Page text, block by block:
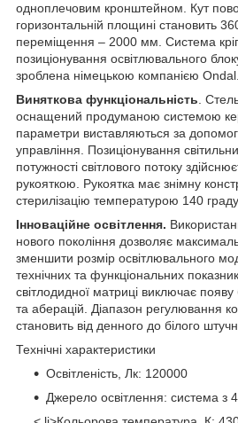
одноплечовим кронштейном. Кут
горизонтальній площині становить
переміщення – 2000 мм. Система
позиціонування освітлювального
зроблена німецькою компанією Ondal.
Виняткова функціональність.
оснащений продуманою системою
параметри виставляються за
управління. Позиціонування
потужності світлового потоку
рукояткою. Рукоятка має знімну
стерилізацію температурою 140
Інноваційне освітлення.
нового покоління дозволяє
зменшити розмір освітлювального
технічних та функціональних
світлодидної матриці виключає появу
та аберацій. Діапазон регулювання
становить від денного до білого
Технічні характеристики
Освітленість, Лк: 120000
Джерело освітлення: система з